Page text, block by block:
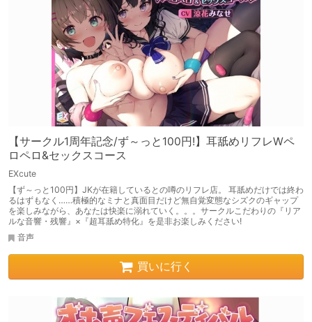
【サークル1周年記念/ず～っと100円!】耳舐めリフレWペ
ロペロ&セックスコース
EXcute
【ず～っと100円】JKが在籍しているとの噂のリフレ店。 耳舐めだけでは終わ
るはずもなく……積極的なミナと真面目だけど無自覚変態なシズクのギャップ
を楽しみながら、あなたは快楽に溺れていく。。。サークルこだわりの『リア
ルな音響・残響』×『超耳舐め特化』を是非お楽しみください!
音声
買いに行く